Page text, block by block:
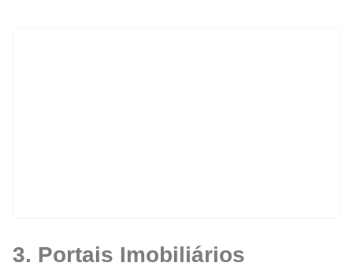
3. Portais Imobiliários